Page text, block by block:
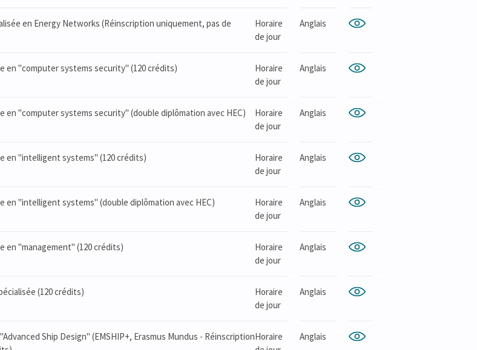
en Energy Networks (Réinscription uniquement, pas de
Horaire
de jour
Anglais
en "computer systems security" (120 crédits)
Horaire
de jour
Anglais
en "computer systems security" (double diplômation avec HEC)
Horaire
de jour
Anglais
en "intelligent systems" (120 crédits)
Horaire
de jour
Anglais
en "intelligent systems" (double diplômation avec HEC)
Horaire
de jour
Anglais
en "management" (120 crédits)
Horaire
de jour
Anglais
(120 crédits)
Horaire
de jour
Anglais
Ship Design" (EMSHIP+, Erasmus Mundus - RéinscriptionHoraire
Anglais